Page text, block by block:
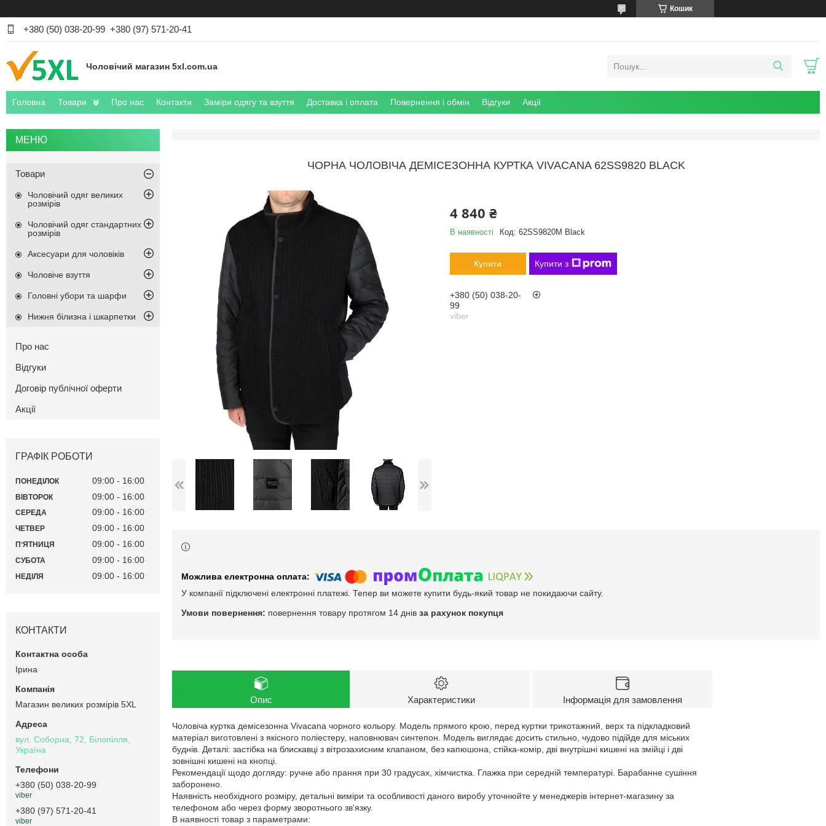
Кошик
+380 (50) 038-20-99 +380 (97) 571-20-41
Чоловічий магазин 5xl.com.ua
Головна Товари Про нас Контакти Заміри одягу та взуття Доставка і оплата Повернення і обмін Відгуки Акції
ЧОРНА ЧОЛОВІЧА ДЕМІСЕЗОННА КУРТКА VIVACANA 62SS9820 BLACK
4 840 ₴
В наявності Код: 62SS9820M Black
Купити Купити з
+380 (50) 038-20-
99
viber
У компанії підключені електронні платежі. Тепер ви можете купити будь-який товар не покидаючи сайту.
повернення товару протягом 14 днів за рахунок покупця
Опис Характеристики Інформація для замовлення
Чоловіча куртка демісезонна Vivacana чорного кольору. Модель прямого крою, перед куртки трикотажний, верх та підкладковий
матеріал виготовлені з якісного поліестеру, наповнювач синтепон. Модель виглядає досить стильно, чудово підійде для міських
буднів. Деталі: застібка на блискавці з вітрозахисним клапаном, без капюшона, стійка-комір, дві внутрішні кишені на змійці і дві
зовнішні кишені на кнопці.
Рекомендації щодо догляду: ручне або прання при 30 градусах, хімчистка. Глажка при середній температурі. Барабанне сушіння
заборонено.
Наявність необхідного розміру, детальні виміри та особливості даного виробу уточнюйте у менеджерів інтернет-магазину за
телефоном або через форму зворотнього зв'язку.
В наявності товар з параметрами:
Товари
Чоловічий одяг великих
розмірів
Чоловічий одяг стандартних
розмірів
Аксесуари для чоловіків
Чоловіче взуття
Головні убори та шарфи
Нижня білизна і шкарпетки
Про нас
Відгуки
Договір публічної оферти
Акції
ГРАФІК РОБОТИ
ПОНЕДІЛОК 09:00 16:00
ВІВТОРОК 09:00 16:00
СЕРЕДА 09:00 16:00
ЧЕТВЕР 09:00 16:00
ПʼЯТНИЦЯ 09:00 16:00
СУБОТА 09:00 16:00
НЕДІЛЯ 09:00 16:00
КОНТАКТИ
Ірина
Магазин великих розмірів 5XL
вул. Соборна, 72, Білопілля,
Україна
+380 (50) 038-20-99
viber
+380 (97) 571-20-41
viber